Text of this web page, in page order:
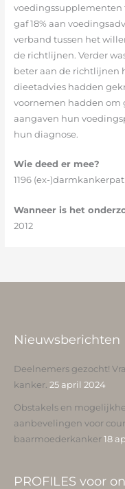
voedingssupplementen
gaf 18% aan
verband tussen het
de richtlijnen. Verder
beter aan de richtlijnen
dieetadvies hadden
voornemen hadden om
aangaven hun
hun diagnose.
Wie deed er mee?
1196 (ex-
Wanneer is het
2012
Nieuwsberichten
Deelnemers gezocht!
kanker. 25 april 2024
Obstakels en
aanbevelingen voor
baarmoederkanker 18
PROFILES voor